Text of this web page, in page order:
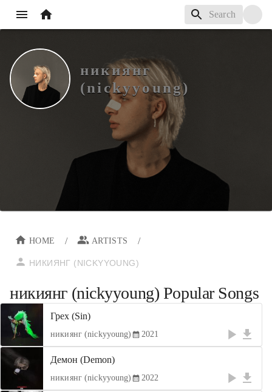
никиянг
(nickyyoung)
HOME / ARTISTS /
НИКИЯНГ (NICKYYOUNG)
никиянг (nickyyoung) Popular Songs
Грех (Sin)
никиянг (nickyyoung) 2021
Демон (Demon)
никиянг (nickyyoung) 2022